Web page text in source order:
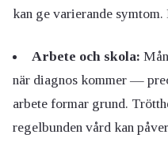
kan ge varierande
Arbete och skola:
när diagnos kommer —
arbete formar grund.
regelbunden vård kan